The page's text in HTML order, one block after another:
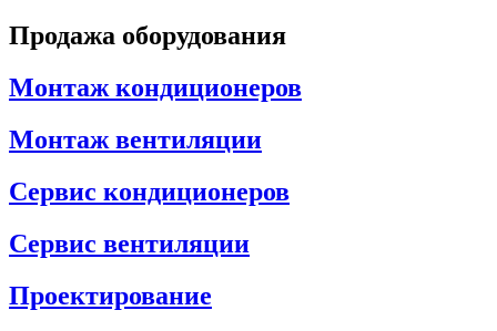
Продажа оборудования
Монтаж кондиционеров
Монтаж вентиляции
Сервис кондиционеров
Сервис вентиляции
Проектирование